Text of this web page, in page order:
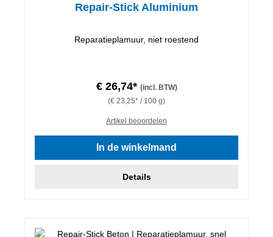
Repair-Stick Aluminium
Reparatieplamuur, niet roestend
€ 26,74* (incl. BTW)
(€ 23,25* / 100 g)
Artikel beoordelen
In de winkelmand
Details